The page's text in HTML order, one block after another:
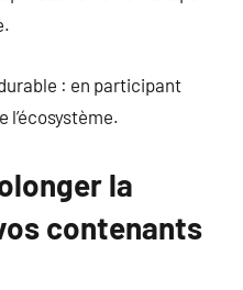
: en participant
la
contenants